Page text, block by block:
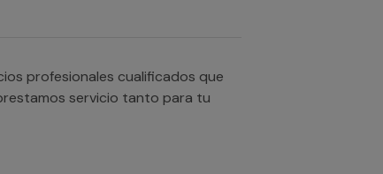
profesionales cualificados que
servicio tanto para tu